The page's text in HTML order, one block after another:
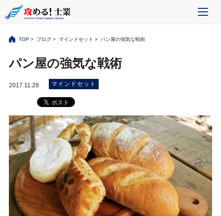
TOP> ブログ> マインドセット > パン屋の強気な戦術
パン屋の強気な戦術
2017.11.28 マインドセット